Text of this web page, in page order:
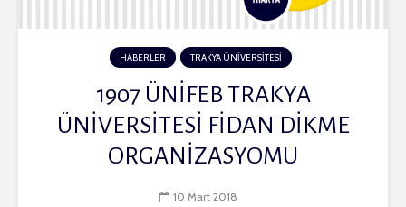
HABERLER TRAKYA ÜNİVERSİTESİ
1907 ÜNİFEB TRAKYA
ÜNİVERSİTESİ FİDAN DİKME
ORGANİZASYOMU
10 Mart 2018